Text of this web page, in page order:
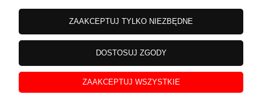
PŁATNOŚCI I DOSTAWA
INFORMACJE
O NAS
ZAAKCEPTUJ TYLKO NIEZBĘDNE
DOSTOSUJ ZGODY
ZAAKCEPTUJ WSZYSTKIE